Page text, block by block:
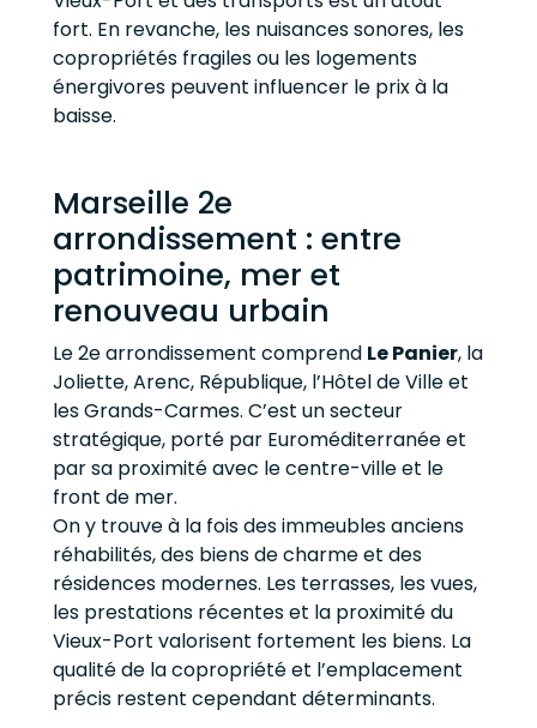
fort. En revanche, les nuisances sonores, les
copropriétés fragiles ou les logements
énergivores peuvent influencer le prix à la
baisse.
Marseille 2e
arrondissement : entre
patrimoine, mer et
renouveau urbain
Le 2e arrondissement comprend Le Panier, la
Joliette, Arenc, République, l’Hôtel de Ville et
les Grands-Carmes. C’est un secteur
stratégique, porté par Euroméditerranée et
par sa proximité avec le centre-ville et le
front de mer.
On y trouve à la fois des immeubles anciens
réhabilités, des biens de charme et des
résidences modernes. Les terrasses, les vues,
les prestations récentes et la proximité du
Vieux-Port valorisent fortement les biens. La
qualité de la copropriété et l’emplacement
précis restent cependant déterminants.